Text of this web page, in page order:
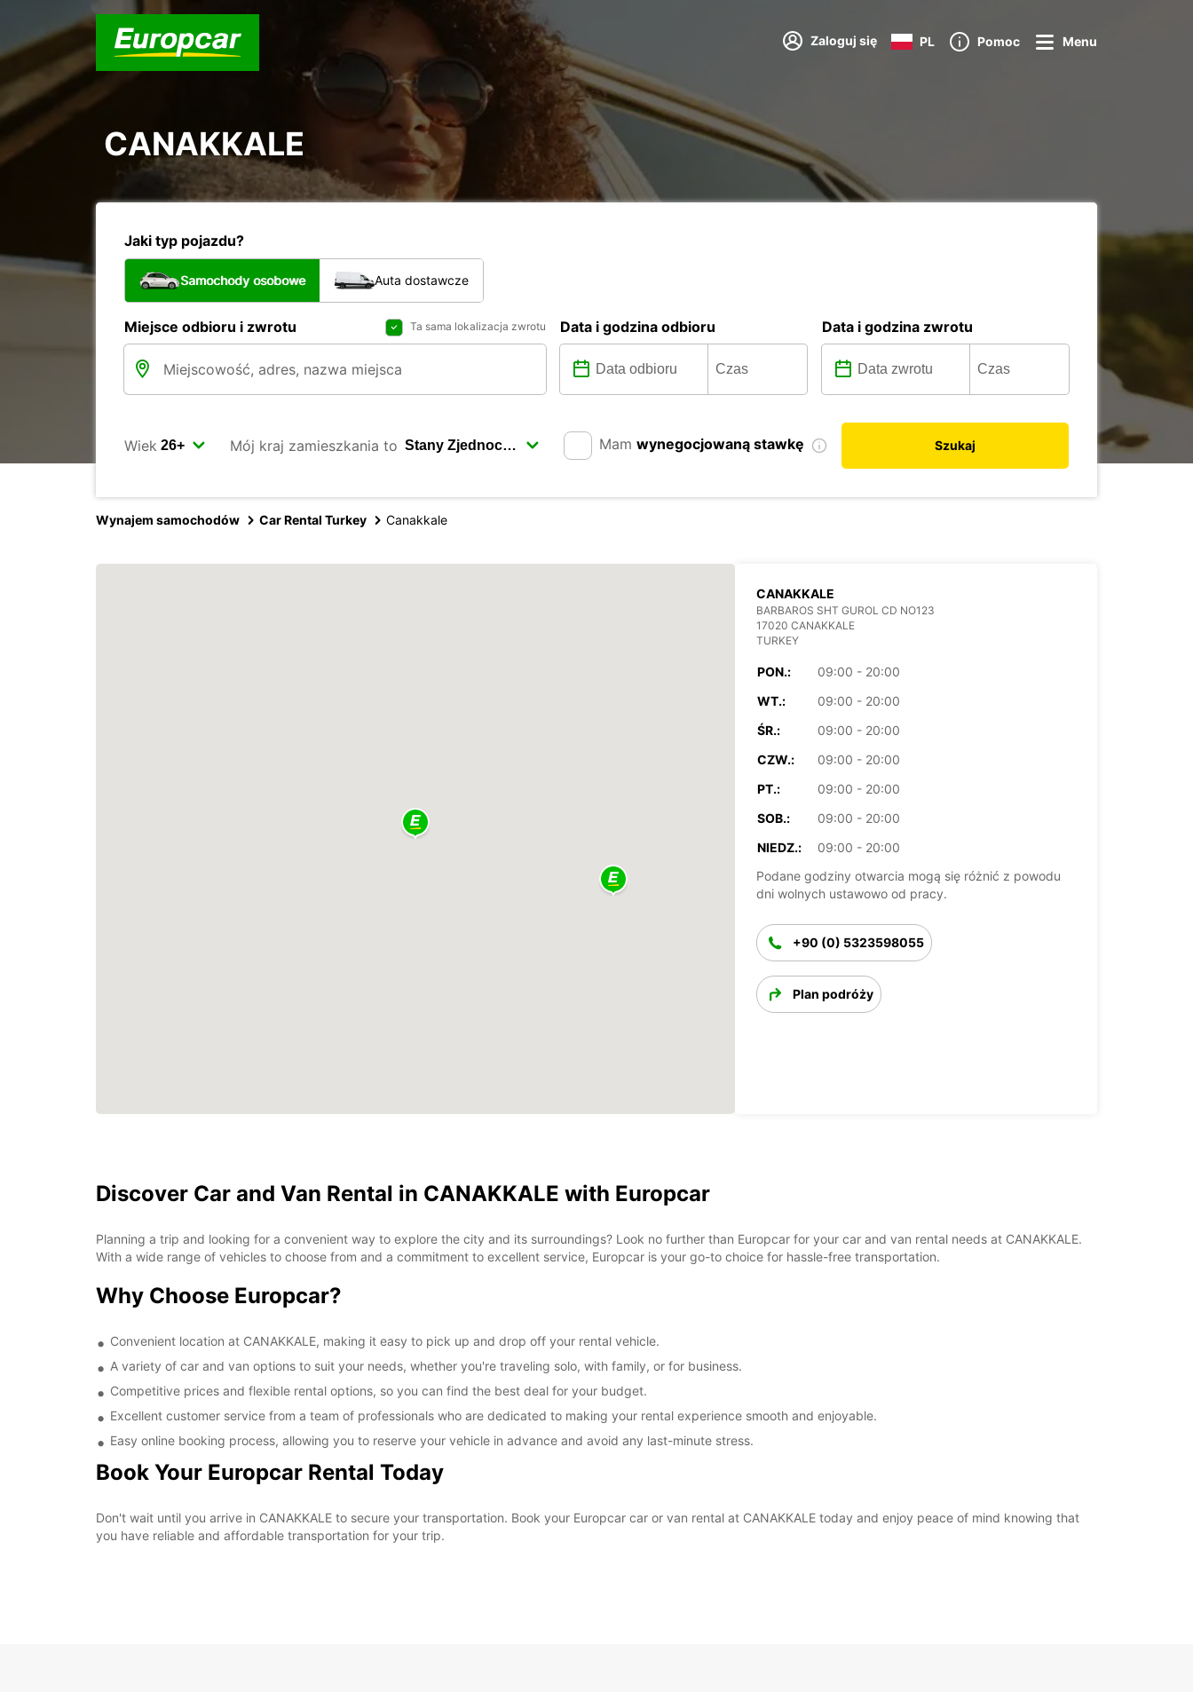
Zaloguj się PL Pomoc Menu
CANAKKALE
Jaki typ pojazdu?
Samochody osobowe Auta dostawcze
Miejsce odbioru i zwrotu Ta sama lokalizacja zwrotu Data i godzina odbioru Data i godzina zwrotu
Wiek Mój kraj zamieszkania to Mam wynegocjowaną stawkę Szukaj
Wynajem samochodów Car Rental Turkey Canakkale
CANAKKALE
BARBAROS SHT GUROL CD NO123
17020 CANAKKALE
TURKEY
PON.:
09:00 - 20:00
WT.:
09:00 - 20:00
ŚR.:
09:00 - 20:00
CZW.:
09:00 - 20:00
PT.:
09:00 - 20:00
SOB.:
09:00 - 20:00
NIEDZ.:
09:00 - 20:00
Podane godziny otwarcia mogą się różnić z powodu
dni wolnych ustawowo od pracy.
+90 (0) 5323598055
Plan podróży
Discover Car and Van Rental in CANAKKALE with Europcar
Planning a trip and looking for a convenient way to explore the city and its surroundings? Look no further than Europcar for your car and van rental needs at CANAKKALE.
With a wide range of vehicles to choose from and a commitment to excellent service, Europcar is your go-to choice for hassle-free transportation.
Why Choose Europcar?
Convenient location at CANAKKALE, making it easy to pick up and drop off your rental vehicle.
A variety of car and van options to suit your needs, whether you're traveling solo, with family, or for business.
Competitive prices and flexible rental options, so you can find the best deal for your budget.
Excellent customer service from a team of professionals who are dedicated to making your rental experience smooth and enjoyable.
Easy online booking process, allowing you to reserve your vehicle in advance and avoid any last-minute stress.
Book Your Europcar Rental Today
Don't wait until you arrive in CANAKKALE to secure your transportation. Book your Europcar car or van rental at CANAKKALE today and enjoy peace of mind knowing that
you have reliable and affordable transportation for your trip.